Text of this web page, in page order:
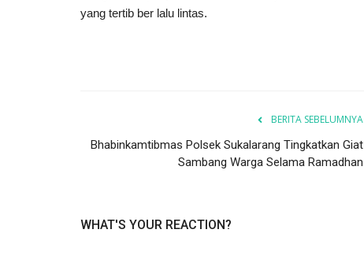
yang tertib ber lalu lintas.
BERITA SEBELUMNYA
Bhabinkamtibmas Polsek Sukalarang Tingkatkan Giat
Sambang Warga Selama Ramadhan
WHAT'S YOUR REACTION?